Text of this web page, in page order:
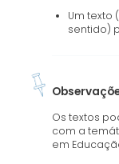
Um texto
sentido)
Os textos
com a
em